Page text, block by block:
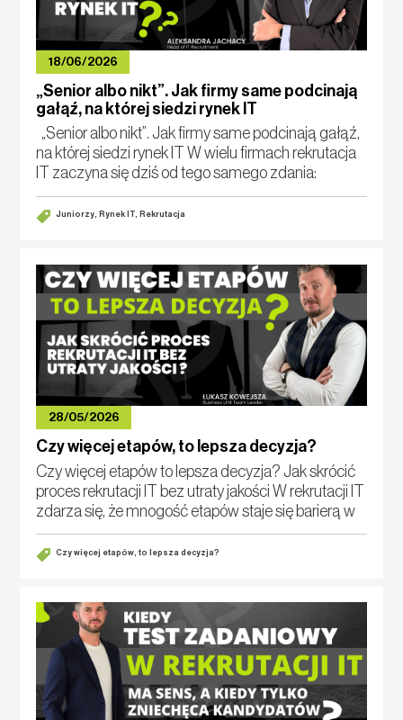
18/06/2026
„Senior albo nikt”. Jak firmy same podcinają
gałąź, na której siedzi rynek IT
„Senior albo nikt”. Jak firmy same podcinają gałąź,
na której siedzi rynek IT W wielu firmach rekrutacja
IT zaczyna się dziś od tego samego zdania:
„Potrzebujemy seniora”. Najlepiej dostępnego od
zarazJuniorzy, Rynek IT, Rekrutacja
28/05/2026
Czy więcej etapów, to lepsza decyzja?
Czy więcej etapów to lepsza decyzja? Jak skrócić
proces rekrutacji IT bez utraty jakości W rekrutacji IT
zdarza się, że mnogość etapów staje się barierą w
znalezieniu odpowiedniej osoby w optymalnym
czasie. Najpierw o
Czy więcej etapów, to lepsza decyzja?